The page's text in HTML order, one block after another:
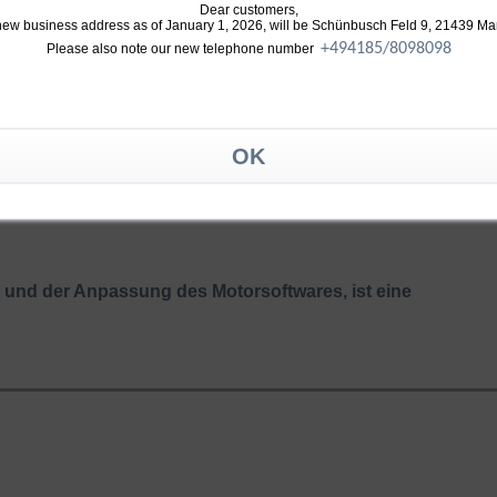
Verdichtergeometrie
der Anpassung des Motorsoftwares, ist eine
Dear customers,
business address as of January 1, 2026, will be Schünbusch Feld 9, 21439
Please also note our new telephone number +494185/8098098